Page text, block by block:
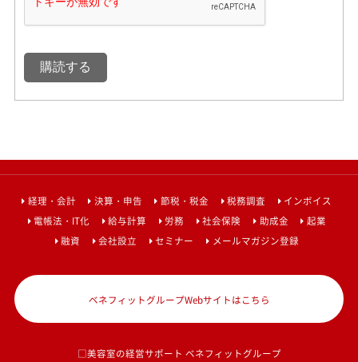
経理・会計 決算・申告 節税・税金 税務調査
インボイス
電帳法・IT化
給与計算 労務 社会保険 助成金
起業
融資
会社設立 セミナー メールマガジン登録
ベネフィットグループWebサイトはこちら
□美容室の経営サポート ベネフィットグループ